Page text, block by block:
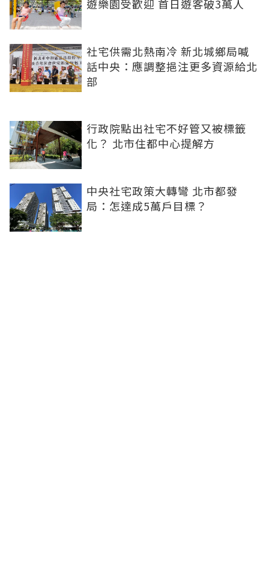
遊樂園受歡迎 首日遊客破3萬人
社宅供需北熱南冷 新北城鄉局喊
話中央：應調整挹注更多資源給北
部
行政院點出社宅不好管又被標籤
化？ 北市住都中心提解方
中央社宅政策大轉彎 北市都發
局：怎達成5萬戶目標？